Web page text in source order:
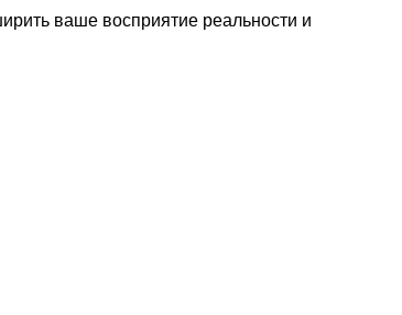
ваше восприятие реальности и